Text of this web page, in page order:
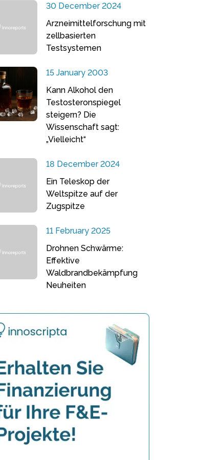
30 December 2024
Arzneimittelforschung mit
zellbasierten
Testsystemen
15 January 2003
Kann Alkohol den
Testosteronspiegel
steigern? Die
Wissenschaft sagt:
„Vielleicht“
18 December 2024
Ein Teleskop der
Weltspitze auf der
Zugspitze
11 February 2025
Drohnen Schwärme:
Effektive
Waldbrandbekämpfung
Neuheiten